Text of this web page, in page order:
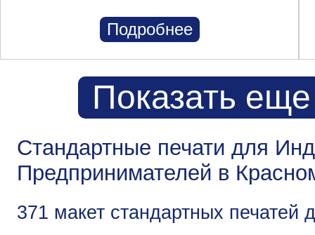
Подробнее
Показать
Стандартные печати для
Предпринимателей в
371 макет стандартных печатей